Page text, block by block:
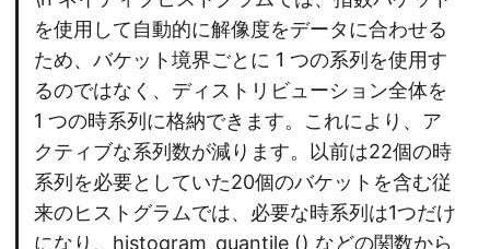
を使用して自動的に解像度をデータに合わせる
ため、バケット境界ごとに 1 つの系列を使用す
るのではなく、ディストリビューション全体を
1 つの時系列に格納できます。これにより、ア
クティブな系列数が減ります。以前は22個の時
系列を必要としていた20個のバケットを含む従
来のヒストグラムでは、必要な時系列は1つだけ
になり、histogram_quantile () などの関数から